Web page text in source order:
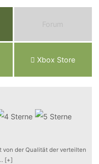
Forum
Xbox Store
von der Qualität der verteilten
[+]